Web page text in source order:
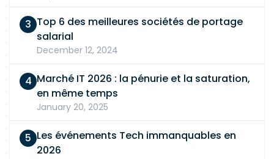
Top 6 des meilleures sociétés de portage
salarial
December 12, 2024
Marché IT 2026 : la pénurie et la saturation,
en même temps
January 20, 2025
Les événements Tech immanquables en
2026